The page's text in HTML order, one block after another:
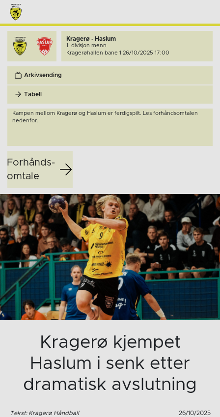
Kragerø - Haslum
1. divisjon menn
Kragerøhallen bane 1 26/10/2025 17:00
Arkivsending
Tabell
Kampen mellom Kragerø og Haslum er ferdigspilt. Les forhåndsomtalen
nedenfor.
Forhånds­
omtale
Kragerø kjempet
Haslum i senk etter
dramatisk avslutning
Tekst: Kragerø Håndball
26/10/2025